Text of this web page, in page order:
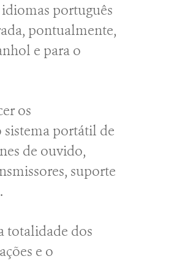
português
pontualmente,
e para o
os
sistema portátil de
de ouvido,
suporte
totalidade dos
e o